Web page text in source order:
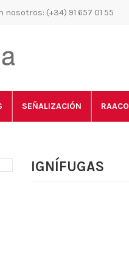
nosotros: (+34) 91 657 01 55
SEÑALIZACIÓN RAACO
IGNÍFUGAS